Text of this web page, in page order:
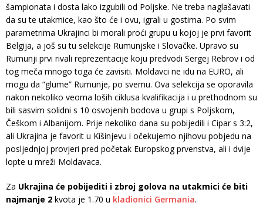
šampionata i dosta lako izgubili od Poljske. Ne treba naglašavati
da su te utakmice, kao što će i ovu, igrali u gostima. Po svim
parametrima Ukrajinci bi morali proći grupu u kojoj je prvi favorit
Belgija, a još su tu selekcije Rumunjske i Slovačke. Upravo su
Rumunji prvi rivali reprezentacije koju predvodi Sergej Rebrov i od
tog meča mnogo toga će zavisiti. Moldavci ne idu na EURO, ali
mogu da “glume” Rumunje, po svemu. Ova selekcija se oporavila
nakon nekoliko veoma loših ciklusa kvalifikacija i u prethodnom su
bili sasvim solidni s 10 osvojenih bodova u grupi s Poljskom,
Češkom i Albanijom. Prije nekoliko dana su pobijedili i Cipar s 3:2,
ali Ukrajina je favorit u Kišinjevu i očekujemo njihovu pobjedu na
posljednjoj provjeri pred početak Europskog prvenstva, ali i dvije
lopte u mreži Moldavaca.
Za Ukrajina će pobijediti i zbroj golova na utakmici će biti
najmanje 2 kvota je 1.70 u kladionici Germania.